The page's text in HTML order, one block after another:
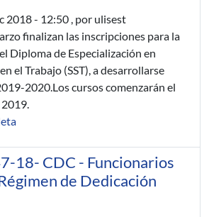
2018 - 12:50 , por ulisest
finalizan las inscripciones para la
Diploma de Especialización en
el Trabajo (SST), a desarrollarse
2020.Los cursos comenzarán el
18- CDC - Funcionarios
de Dedicación